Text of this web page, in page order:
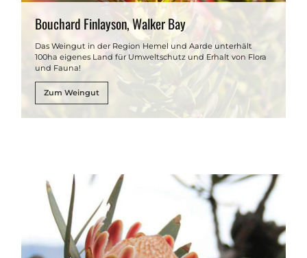
Bouchard Finlayson, Walker Bay
Das Weingut in der Region Hemel und Aarde unterhält
100ha eigenes Land für Umweltschutz und Erhalt von Flora
und Fauna!
Zum Weingut